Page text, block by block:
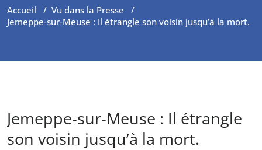
Accueil / Vu dans la Presse /
Jemeppe-sur-Meuse : Il étrangle son voisin jusqu’à la mort.
Jemeppe-sur-Meuse : Il étrangle
son voisin jusqu’à la mort.